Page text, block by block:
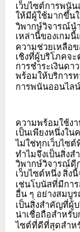
เว็บไซต์การพนั
ให้มีผู้ใช้มากขึ้น
วิพากษ์วิจารณ์นำ
เหล่านี้ของเกม
ความช่วยเหลือ
เชิงที่ผู้บริโภคจ
การชำระเงินด
พร้อมให้บริการ
การพนันออนไล
ความพร้อมใช้ง
เป็นเพียงหนึ่งใ
ไม่ใช่ทุกเว็บไซ
ทำไมจึงเป็นสิ่ง
วิพากษ์วิจารณ์ดี
เว็บไซต์หนึ่ง สิ่ง
เช่นโบนัสที่มีกา
อื่น ๆ อย่างสมบู
เป็นสิ่งสำคัญที่ผู้
น่าเชื่อถือสำหรับ
ไซต์ที่ดีที่สุดสำห